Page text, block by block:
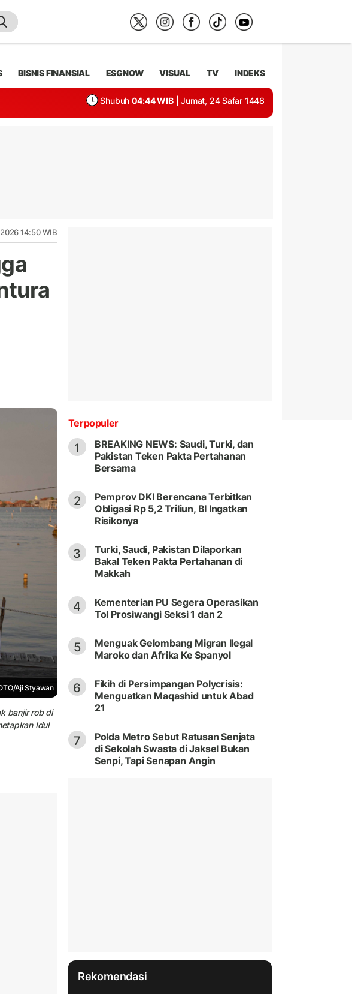
BISNIS FINANSIAL ESGNOW VISUAL TV INDEKS
Shubuh 04:44 WIB | Jumat, 24 Safar 1448
14:50 WIB
Aji Styawan
banjir rob di
Idul
Terpopuler
1
BREAKING NEWS: Saudi, Turki, dan
Pakistan Teken Pakta Pertahanan
Bersama
2
Pemprov DKI Berencana Terbitkan
Obligasi Rp 5,2 Triliun, BI Ingatkan
Risikonya
3
Turki, Saudi, Pakistan Dilaporkan
Bakal Teken Pakta Pertahanan di
Makkah
4
Kementerian PU Segera Operasikan
Tol Prosiwangi Seksi 1 dan 2
5
Menguak Gelombang Migran Ilegal
Maroko dan Afrika Ke Spanyol
6
Fikih di Persimpangan Polycrisis:
Menguatkan Maqashid untuk Abad
21
7
Polda Metro Sebut Ratusan Senjata
di Sekolah Swasta di Jaksel Bukan
Senpi, Tapi Senapan Angin
Rekomendasi